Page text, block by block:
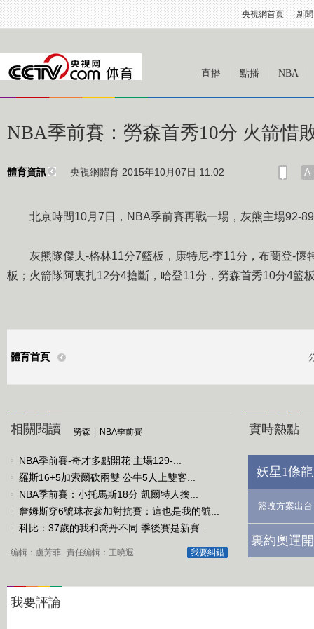
央視網首頁 新聞
直播 點播 NBA
NBA季前賽：勞森首秀10分 火箭惜
體育資訊 央視網體育 2015年10月07日 11:02 A-
北京時間10月7日，NBA季前賽再戰一場，灰熊主場92-
灰熊隊傑夫-格林11分7籃板，康特尼-李11分，布蘭登-懷
板；火箭隊阿裏扎12分4搶斷，哈登11分，勞森首秀10分4籃
體育首頁
相關閱讀 勞森 NBA季前賽
NBA季前賽-奇才多點開花 主場129-...
羅斯16+5加索爾砍兩雙 公牛5人上雙客...
NBA季前賽：小托馬斯18分 凱爾特人擒...
詹姆斯穿6號球衣參加對抗賽：這也是我的號...
科比：37歲的我和喬丹不同 季後賽是新賽...
我要糾錯
編輯：盧芳菲 責任編輯：王曉遐
實時熱點
妖星1條
籃改方案出台
裏約奧運